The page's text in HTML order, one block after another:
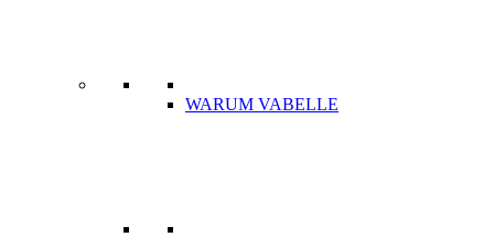
WARUM VABELLE